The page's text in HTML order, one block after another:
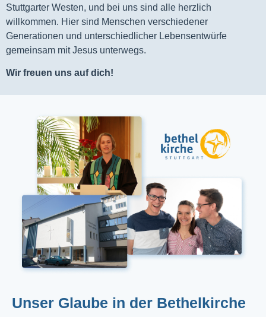
Stuttgarter Westen, und bei uns sind alle herzlich
willkommen. Hier sind Menschen verschiedener
Generationen und unterschiedlicher Lebensentwürfe
gemeinsam mit Jesus unterwegs.
Wir freuen uns auf dich!
Unser Glaube in der Bethelkirche